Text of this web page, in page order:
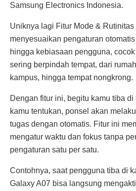
Samsung Electronics Indonesia.
Uniknya lagi Fitur Mode &
menyesuaikan pengaturan
hingga kebiasaan pengguna,
sering berpindah tempat, dari
kampus, hingga tempat nongkrong.
Dengan fitur ini, begitu kamu tiba di
kamu tentukan, ponsel akan
tugas dengan otomatis. Fitur ini
mengatur waktu dan fokus tanpa
pengaturan satu per satu.
Contohnya, saat pengguna tiba di
Galaxy A07 bisa langsung